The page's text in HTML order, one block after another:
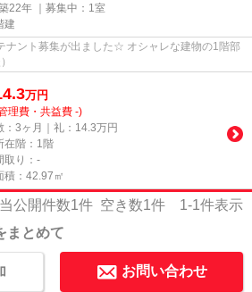
22年 ｜募集中： 1室
建
ナント募集が出ました☆ オシャレな建物の1階部
万円
理費・共益費 -)
：3ヶ月｜礼：14.3万円
在階：1階
取り：-
積：42.97㎡
公開件数1件 空き数1件 1-1件表示
まとめて
お問い合わせ